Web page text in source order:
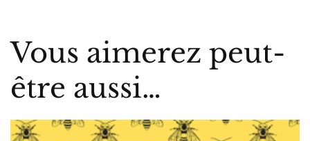
Vous aimerez peut-
être aussi…